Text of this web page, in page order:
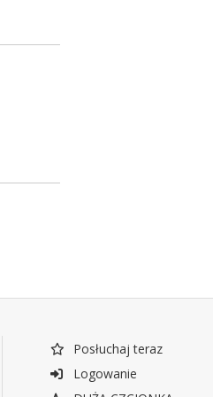
Posłuchaj teraz
Logowanie